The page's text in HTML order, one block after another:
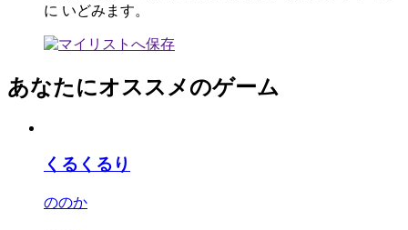
に いどみます。
あなたにオススメのゲーム
くるくるり
ののか